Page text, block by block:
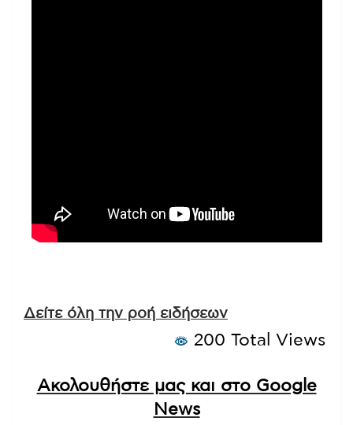
Δείτε όλη την ροή ειδήσεων
200 Total Views
Ακολουθήστε μας και στο Google
News